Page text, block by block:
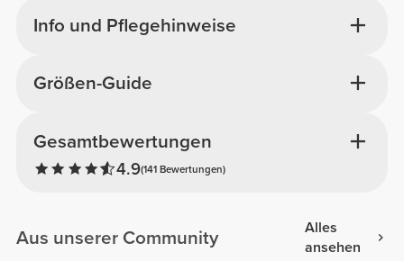
Info und Pflegehinweise
Gesamtbewertungen
4.9(141 Bewertungen)
Größen-Guide
Aus unserer Community
Alles
ansehen